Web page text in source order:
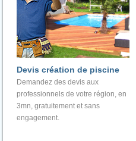
Devis création de piscine
Demandez des devis aux
professionnels de votre région, en
3mn, gratuitement et sans
engagement.